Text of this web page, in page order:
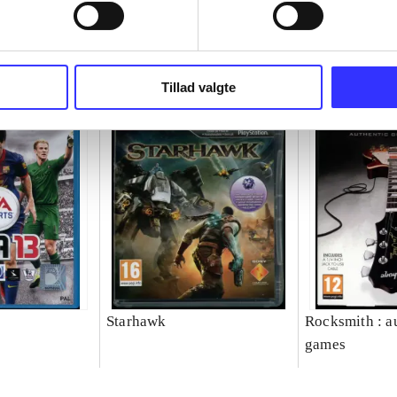
Tillad valgte
Starhawk
Rocksmith :
games